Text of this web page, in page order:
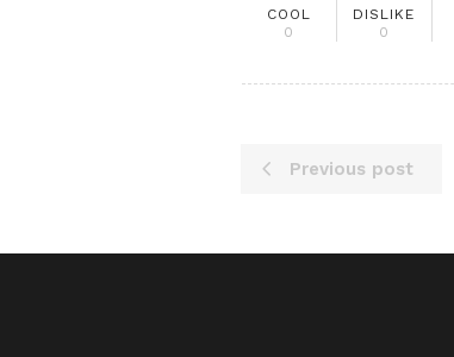
COOL
0
DISLIKE
0
Previous post